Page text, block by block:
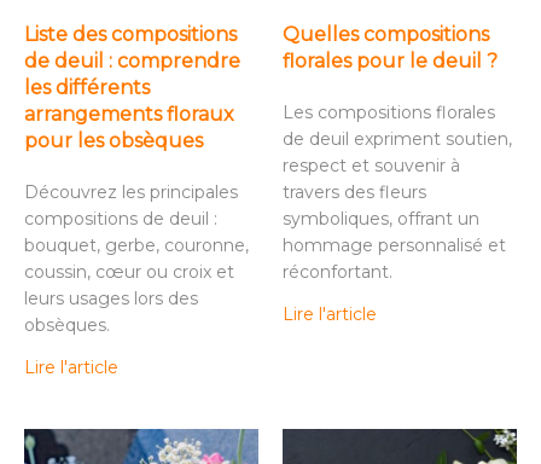
Liste des compositions
de deuil : comprendre
les différents
arrangements floraux
pour les obsèques
Découvrez les principales
compositions de deuil :
bouquet, gerbe, couronne,
coussin, cœur ou croix et
leurs usages lors des
obsèques.
Lire l'article
Quelles compositions
florales pour le deuil ?
Les compositions florales
de deuil expriment soutien,
respect et souvenir à
travers des fleurs
symboliques, offrant un
hommage personnalisé et
réconfortant.
Lire l'article